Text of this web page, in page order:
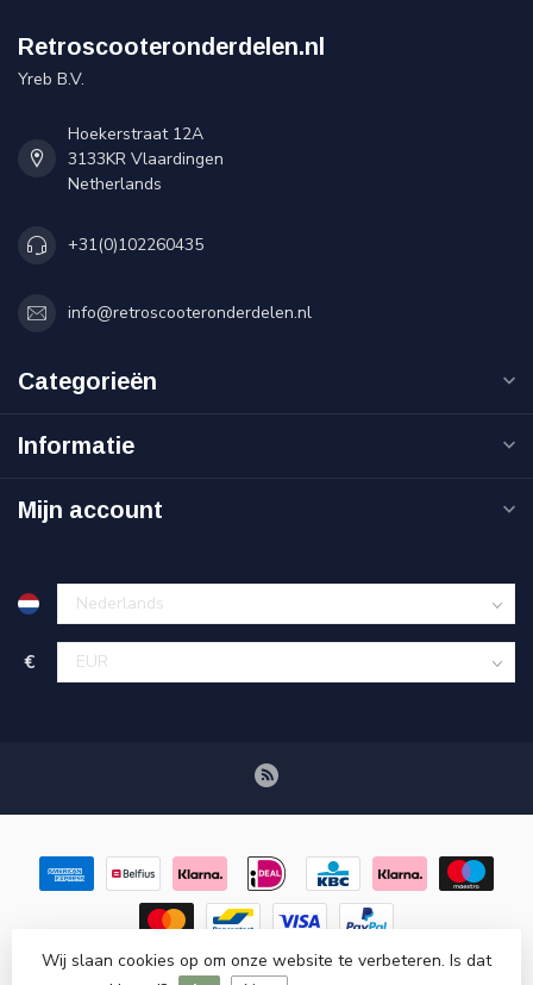
Retroscooteronderdelen.nl
Yreb B.V.
Hoekerstraat 12A
3133KR Vlaardingen
Netherlands
+31(0)102260435
info@retroscooteronderdelen.nl
Categorieën
Informatie
Mijn account
€
© Copyright 2026 Retroscooteronderdelen.nl- Powered by
Wij slaan cookies op om onze website te verbeteren. Is dat